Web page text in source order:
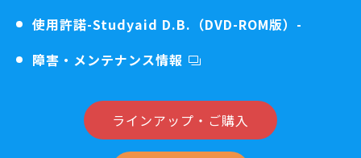
使用許諾-Studyaid D.B.（DVD-ROM版）-
障害・メンテナンス情報
ラインアップ・ご購入